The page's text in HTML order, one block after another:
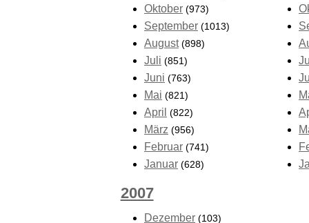
Oktober (973)
September (1013)
August (898)
Juli (851)
Juni (763)
Mai (821)
April (822)
März (956)
Februar (741)
Januar (628)
2007
Dezember (103)